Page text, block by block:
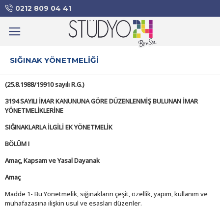
0212 809 04 41
SIĞINAK YÖNETMELIĞI
(25.8.1988/19910 sayılı R.G.)
3194 SAYILI İMAR KANUNUNA GÖRE DÜZENLENMİŞ BULUNAN İMAR
YÖNETMELİKLERİNE
SIĞINAKLARLA İLGİLİ EK YÖNETMELİK
BÖLÜM I
Amaç, Kapsam ve Yasal Dayanak
Amaç
Madde 1- Bu Yönetmelik, sığınakların çeşit, özellik, yapım, kullanım ve
muhafazasına ilişkin usul ve esasları düzenler.